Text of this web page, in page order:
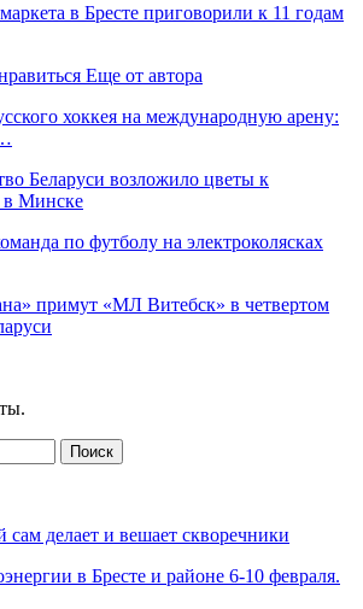
в Бресте приговорили к 11 годам
Еще от автора
хоккея на международную арену:
Беларуси возложило цветы к
Минске
по футболу на электроколясках
примут «МЛ Витебск» в четвертом
делает и вешает скворечники
в Бресте и районе 6-10 февраля.